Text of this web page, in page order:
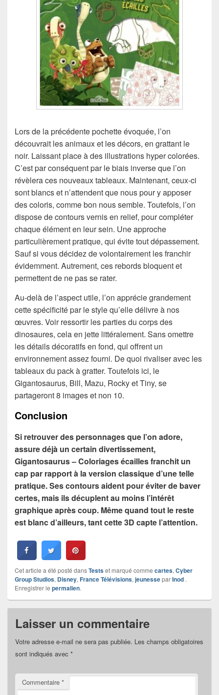
Lors de la précédente pochette évoquée, l’on
découvrait les animaux et les décors, en grattant le
noir. Laissant place à des illustrations hyper colorées.
C’est par conséquent par le biais inverse que l’on
révèlera ces nouveaux tableaux. Maintenant, ceux-ci
sont blancs et n’attendent que nous pour y apposer
des coloris, comme bon nous semble. Toutefois, l’on
dispose de contours vernis en relief, pour compléter
chaque élément en leur sein. Une approche
particulièrement pratique, qui évite tout dépassement.
Sauf si vous décidez de volontairement les franchir
évidemment. Autrement, ces rebords bloquent et
permettent de ne pas se rater.
Au-delà de l’aspect utile, l’on apprécie grandement
cette spécificité par le style qu’elle délivre à nos
œuvres. Voir ressortir les parties du corps des
dinosaures, cela en jette littéralement. Sans omettre
les détails décoratifs en fond, qui offrent un
environnement assez fourni. De quoi rivaliser avec les
tableaux du pack à gratter. Toutefois ici, le
Gigantosaurus, Bill, Mazu, Rocky et Tiny, se
partageront 8 images et non 10.
Conclusion
Si retrouver des personnages que l’on adore,
assure déjà un certain divertissement,
Gigantosaurus – Coloriages écailles franchit un
cap par rapport à la version classique d’une telle
pratique. Ses contours aident pour éviter de baver
certes, mais ils décuplent au moins l’intérêt
graphique après coup. Même quand tout le reste
est blanc d’ailleurs, tant cette 3D capte l’attention.
Cet article a été posté dansTestset marqué comme cartes, Cyber
Group Studios, Disney, France Télévisions, jeunesseparInod .
Enregistrer le permalien.
Laisser un commentaire
Votre adresse e-mail ne sera pas publiée. Les champs obligatoires
sont indiqués avec *
Commentaire *